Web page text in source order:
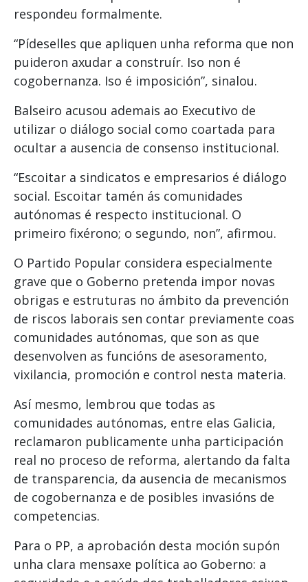
respondeu formalmente.
“Pídeselles que apliquen unha reforma que non
puideron axudar a construír. Iso non é
cogobernanza. Iso é imposición”, sinalou.
Balseiro acusou ademais ao Executivo de
utilizar o diálogo social como coartada para
ocultar a ausencia de consenso institucional.
“Escoitar a sindicatos e empresarios é diálogo
social. Escoitar tamén ás comunidades
autónomas é respecto institucional. O
primeiro fixérono; o segundo, non”, afirmou.
O Partido Popular considera especialmente
grave que o Goberno pretenda impor novas
obrigas e estruturas no ámbito da prevención
de riscos laborais sen contar previamente coas
comunidades autónomas, que son as que
desenvolven as funcións de asesoramento,
vixilancia, promoción e control nesta materia.
Así mesmo, lembrou que todas as
comunidades autónomas, entre elas Galicia,
reclamaron publicamente unha participación
real no proceso de reforma, alertando da falta
de transparencia, da ausencia de mecanismos
de cogobernanza e de posibles invasións de
competencias.
Para o PP, a aprobación desta moción supón
unha clara mensaxe política ao Goberno: a